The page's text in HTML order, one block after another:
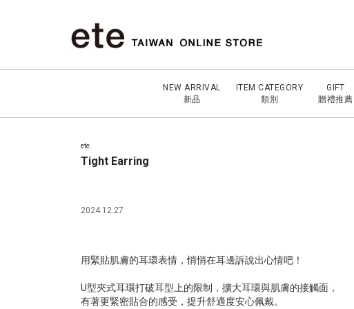
NEW ARRIVAL
新品
ITEM CATEGORY
類別
GIFT
贈禮推薦
ete
Tight Earring
2024.12.27
用緊貼肌膚的耳環表情，悄悄在耳邊訴說出心情吧！
U型夾式耳環打破耳型上的限制，擴大耳環與肌膚的接觸面，
有著更緊密貼合的感受，提升舒適度安心佩戴。